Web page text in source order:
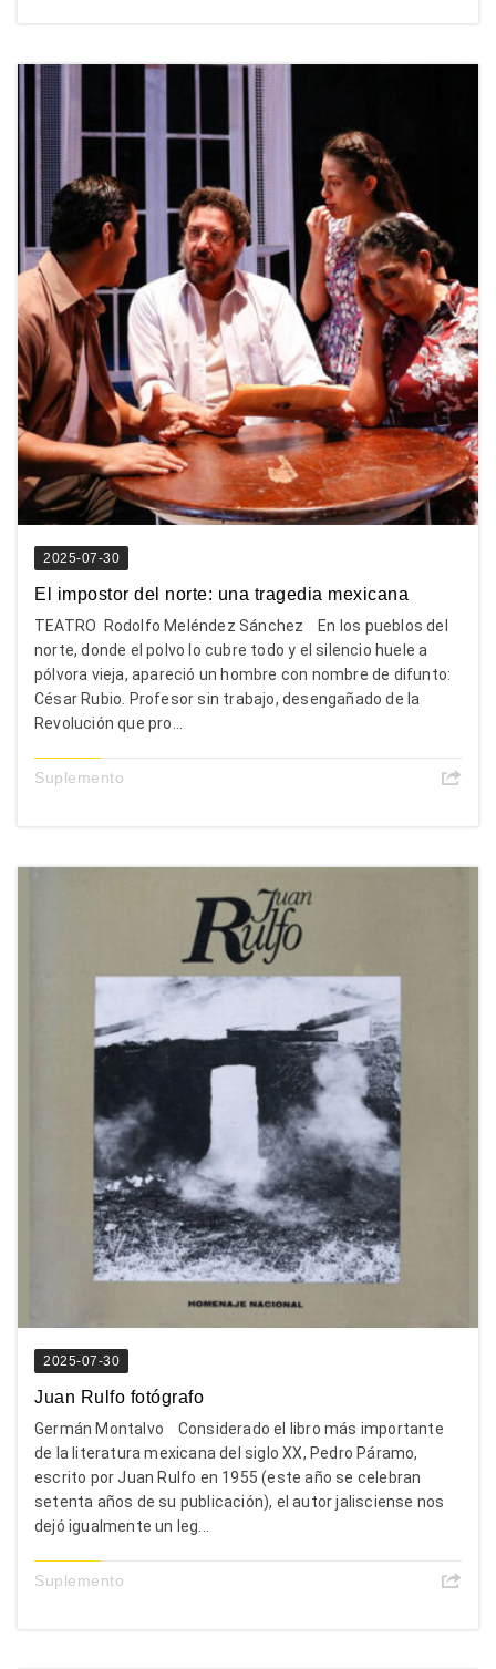
2025-07-30
El impostor del norte: una tragedia mexicana
TEATRO Rodolfo Meléndez Sánchez En los pueblos del
norte, donde el polvo lo cubre todo y el silencio huele a
pólvora vieja, apareció un hombre con nombre de difunto:
César Rubio. Profesor sin trabajo, desengañado de la
Revolución que pro...
Suplemento
2025-07-30
Juan Rulfo fotógrafo
Germán Montalvo Considerado el libro más importante
de la literatura mexicana del siglo XX, Pedro Páramo,
escrito por Juan Rulfo en 1955 (este año se celebran
setenta años de su publicación), el autor jalisciense nos
dejó igualmente un leg...
Suplemento